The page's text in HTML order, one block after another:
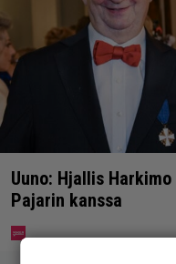
Uuno: Hjallis
Pajarin kanssa